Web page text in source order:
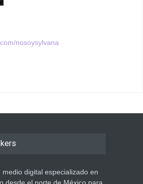
nosoysylvana
medio digital especializado en
desde el norte de México para